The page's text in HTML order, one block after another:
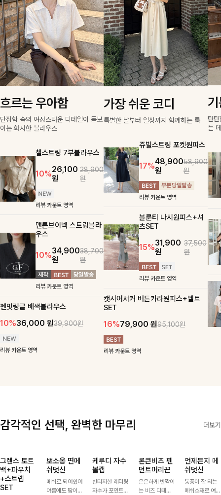
흐르는 우아함
단정함 속의 여성스러운 디테일이 돋보
이는 화사한 블라우스
첼스트링 7부블라우스
10%26,100
원
28,900
원
리뷰 카운트 영역
맨튼브이넥 스트링블라
우스
10%34,900
원
38,700
원
리뷰 카운트 영역
펜밋링클 배색블라우스
10%36,000 원39,900원
리뷰 카운트 영역
가장 쉬운 코디
특별한 날부터 일상까지 함께하는 룩
쥬빌스트링 포켓원피스
17%48,900
원
58,900
원
리뷰 카운트 영역
블룬티 나시원피스+셔
츠SET
15%31,900
원
37,500
원
리뷰 카운트 영역
캣시어서커 버튼카라원피스+벨트
SET
16%79,900 원95,100원
리뷰 카운트 영역
탄
는
감각적인 선택, 완벽한 마무리 더보기
그렌스 토트
백+파우치
+스트랩
SET
뽀소옹 면메
쉬덧신
메쉬로 되어있어
여름에도 땀이
케루디 자수
볼캡
빈티지한 레터링
자수가 포인트가
론큰비즈 펜
던트머리끈
은은하게 반짝이
는 비즈 디테일
언제든지 메
쉬덧신
통풍이 잘 되는
메쉬소재로 여름